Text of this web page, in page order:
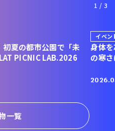
1 / 3
夏の都市公園で「未
PICNIC LAB.2026
イベン
身体
の寒
一覧